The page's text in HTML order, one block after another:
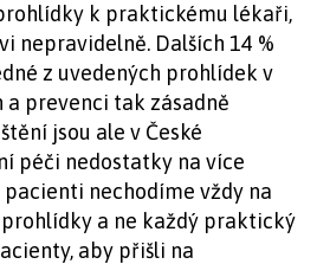
k praktickému lékaři,
nepravidelně. Dalších 14 %
z uvedených prohlídek v
prevenci tak zásadně
jsou ale v České
péči nedostatky na více
nechodíme vždy na
a ne každý praktický
aby přišli na